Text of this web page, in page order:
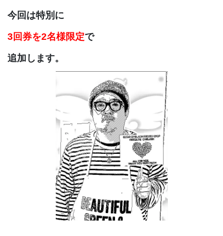
今回は特別に
3回券を2名様限定で
追加します。